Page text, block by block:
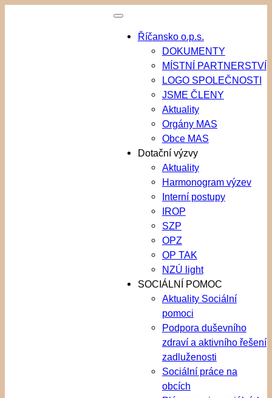
Říčansko o.p.s.
DOKUMENTY
MÍSTNÍ PARTNERSTVÍ
LOGO SPOLEČNOSTI
JSME ČLENY
Aktuality
Orgány MAS
Obce MAS
Dotační výzvy
Aktuality
Harmonogram výzev
Interní postupy
IROP
SZP
OPZ
OP TAK
NZÚ light
SOCIÁLNÍ POMOC
Aktuality Sociální
pomoci
Podpora duševního
zdraví a aktivního řešení
zadluženosti
Sociální práce na
obcích